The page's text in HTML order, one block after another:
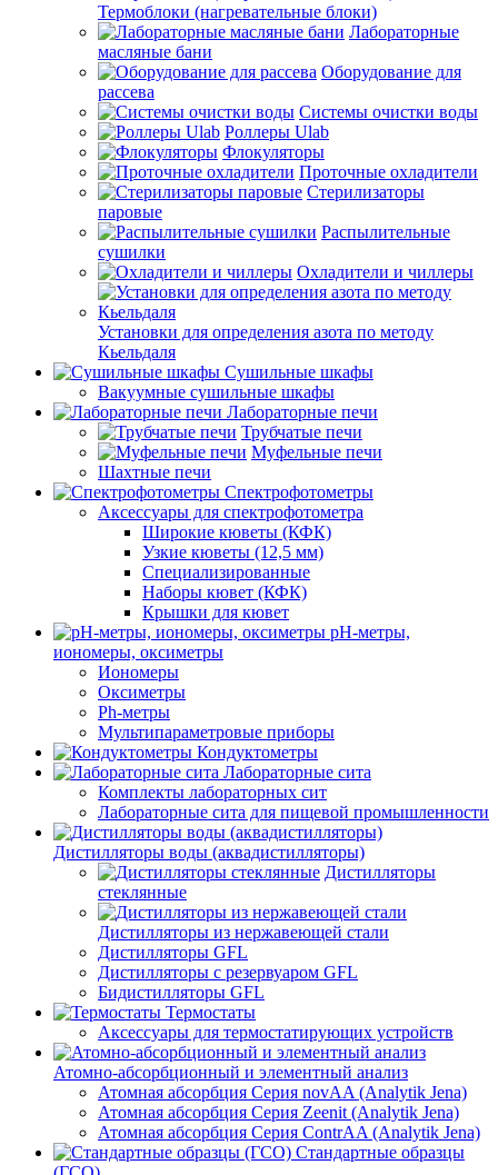
Термоблоки (нагревательные блоки)
Лабораторные
масляные бани
Оборудование для
рассева
Системы очистки воды
Роллеры Ulab
Флокуляторы
Проточные охладители
Стерилизаторы
паровые
Распылительные
сушилки
Охладители и чиллеры
Установки для определения азота по методу
Кьельдаля
Сушильные шкафы
Вакуумные сушильные шкафы
Лабораторные печи
Трубчатые печи
Муфельные печи
Шахтные печи
Спектрофотометры
Аксессуары для спектрофотометра
Широкие кюветы (КФК)
Узкие кюветы (12,5 мм)
Специализированные
Наборы кювет (КФК)
Крышки для кювет
pH-метры,
иономеры, оксиметры
Иономеры
Оксиметры
Ph-метры
Мультипараметровые приборы
Кондуктометры
Лабораторные сита
Комплекты лабораторных сит
Лабораторные сита для пищевой промышленности
Дистилляторы воды (аквадистилляторы)
Дистилляторы
стеклянные
Дистилляторы из нержавеющей стали
Дистилляторы GFL
Дистилляторы с резервуаром GFL
Бидистилляторы GFL
Термостаты
Аксессуары для термостатирующих устройств
Атомно-абсорбционный и элементный анализ
Атомная абсорбция Серия novAA (Analytik Jena)
Атомная абсорбция Серия Zeenit (Analytik Jena)
Атомная абсорбция Серия СontrAA (Analytik Jena)
Стандартные образцы